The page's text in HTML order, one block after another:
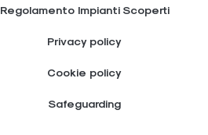
Regolamento Impianti Scoperti
Privacy policy
Cookie policy
Safeguarding